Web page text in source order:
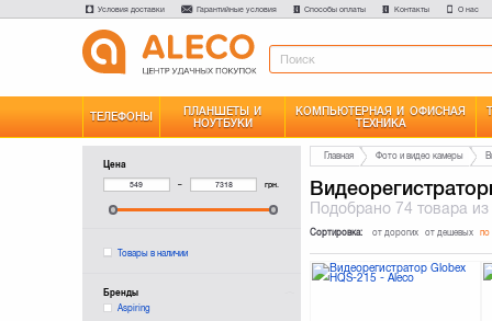
Условия доставки Гарантийные условия Способы оплаты Контакты О нас
ТЕЛЕФОНЫ
ПЛАНШЕТЫ И
НОУТБУКИ
КОМПЬЮТЕРНАЯ И ОФИСНАЯ
ТЕХНИКА
Цена
– грн.
Товары в наличии
Бренды
Aspiring
Главная Фото и видео камеры
Подобрано74 товара
Сортировка: от дорогих от дешевых по